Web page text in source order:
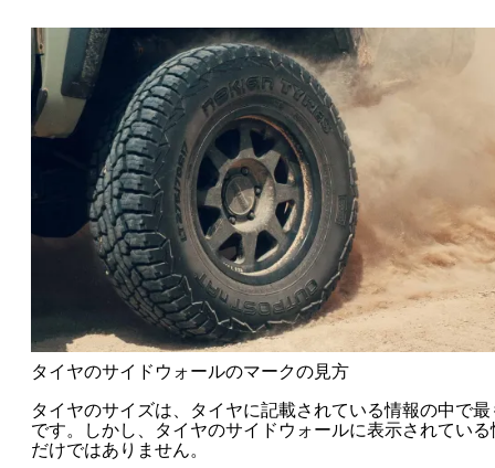
タイヤのサイドウォールのマークの見方
タイヤのサイズは、タイヤに記載されている情報の中で
です。しかし、タイヤのサイドウォールに表示されてい
だけではありません。